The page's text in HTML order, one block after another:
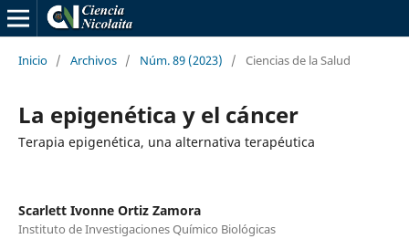
Inicio / Archivos / Núm. 89 (2023) / Ciencias de la Salud
La epigenética y el cáncer
Terapia epigenética, una alternativa terapéutica
Scarlett Ivonne Ortiz Zamora
Instituto de Investigaciones Químico Biológicas